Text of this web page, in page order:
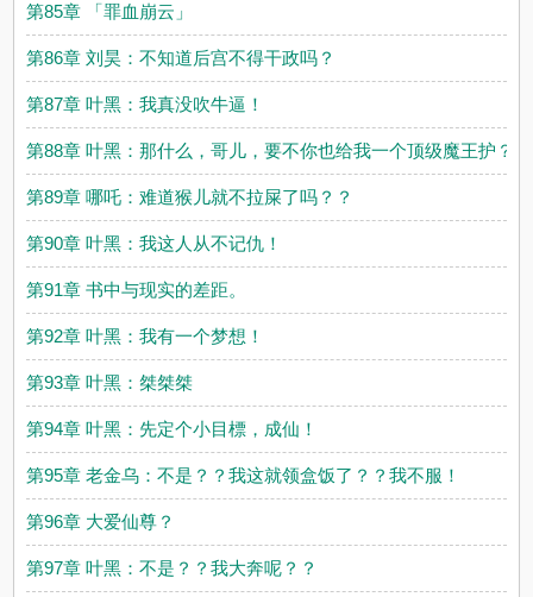
第85章 「罪血崩云」
第86章 刘昊：不知道后宫不得干政吗？
第87章 叶黑：我真没吹牛逼！
第88章 叶黑：那什么，哥儿，要不你也给我一个顶级魔王护？
第89章 哪吒：难道猴儿就不拉屎了吗？？
第90章 叶黑：我这人从不记仇！
第91章 书中与现实的差距。
第92章 叶黑：我有一个梦想！
第93章 叶黑：桀桀桀
第94章 叶黑：先定个小目標，成仙！
第95章 老金乌：不是？？我这就领盒饭了？？我不服！
第96章 大爱仙尊？
第97章 叶黑：不是？？我大奔呢？？